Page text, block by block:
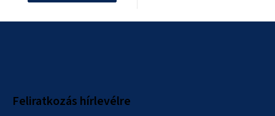
Feliratkozás hírlevélre